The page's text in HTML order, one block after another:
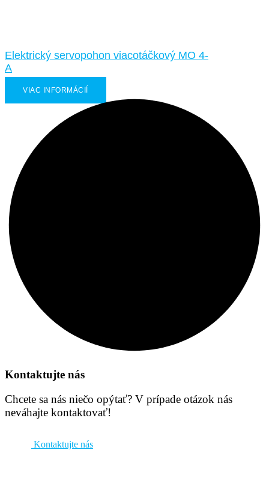
Elektrický servopohon viacotáčkový MO 4-
A
VIAC INFORMÁCIÍ
Kontaktujte nás
Chcete sa nás niečo opýtať? V prípade otázok nás
neváhajte kontaktovať!
Kontaktujte nás